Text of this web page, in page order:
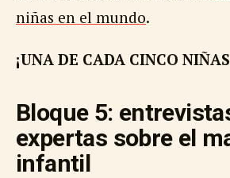
niñas en el mundo.
¡UNA DE CADA CINCO
Bloque 5:
expertas sobre el
infantil